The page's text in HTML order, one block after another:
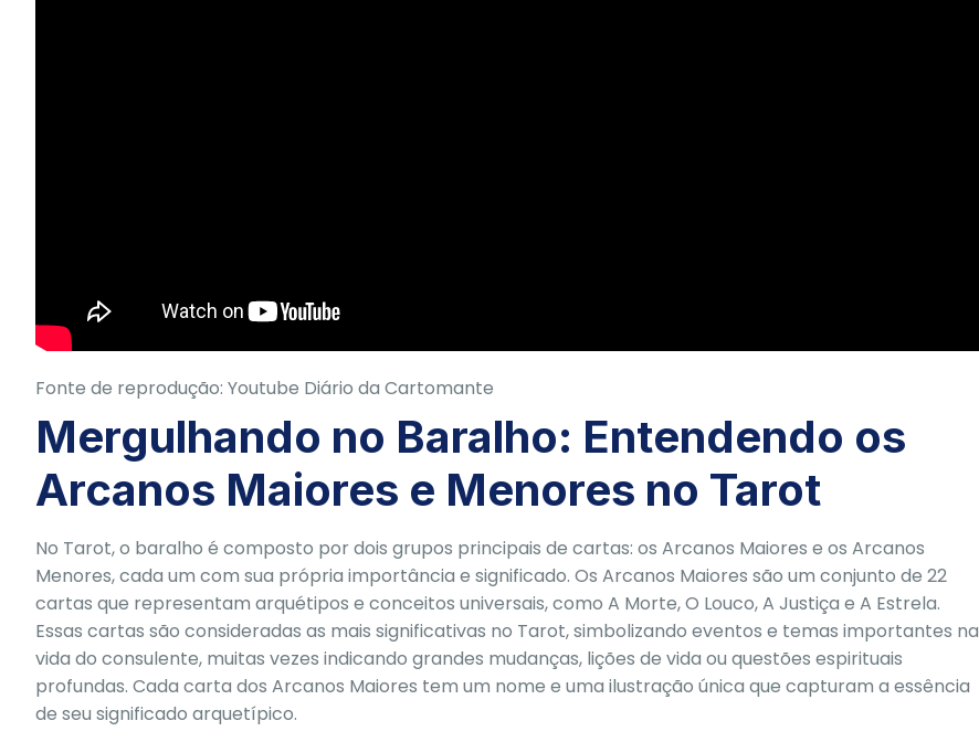
Fonte de reprodução: Youtube Diário da Cartomante
Mergulhando no Baralho: Entendendo os
Arcanos Maiores e Menores no Tarot
No Tarot, o baralho é composto por dois grupos principais de cartas: os Arcanos Maiores e os Arcanos
Menores, cada um com sua própria importância e significado. Os Arcanos Maiores são um conjunto de 22
cartas que representam arquétipos e conceitos universais, como A Morte, O Louco, A Justiça e A Estrela.
Essas cartas são consideradas as mais significativas no Tarot, simbolizando eventos e temas importantes na
vida do consulente, muitas vezes indicando grandes mudanças, lições de vida ou questões espirituais
profundas. Cada carta dos Arcanos Maiores tem um nome e uma ilustração única que capturam a essência
de seu significado arquetípico.